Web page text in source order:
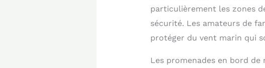
particulièrement les zones
sécurité. Les amateurs de
protéger du vent marin qui
Les promenades en bord de